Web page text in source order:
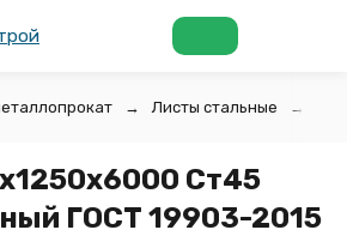
Листы стальные
Ст45
ГОСТ 19903-2015